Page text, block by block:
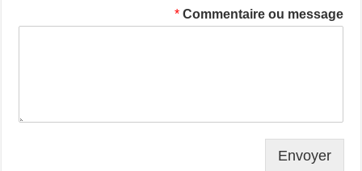
Commentaire ou message
*
Envoyer